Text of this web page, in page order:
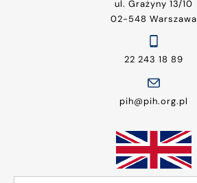
ul. Grażyny 13/10
02-548 Warszawa
22 243 18 89
pih@pih.org.pl